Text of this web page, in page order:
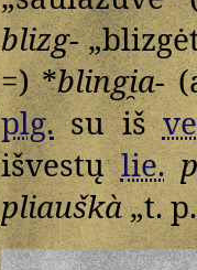
blizg-
=) *blingi̯a-
plg.su iš
išvestųlie.
pliauškà„t.